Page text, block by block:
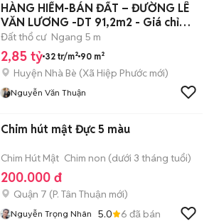
HÀNG HIẾM-BÁN ĐẤT – ĐƯỜNG LÊ
VĂN LƯƠNG -DT 91,2m2 - Giá chỉ
2,85 tỷ
Đất thổ cư Ngang 5 m
2,85 tỷ 32 tr/m² 90 m²
Huyện Nhà Bè (Xã Hiệp Phước mới)
Nguyễn Văn Thuận
Chim hút mật Đực 5 màu
Chim Hút Mật Chim non (dưới 3 tháng tuổi)
200.000 đ
Quận 7 (P. Tân Thuận mới)
Nguyễn Trọng Nhân 5.0 6 đã bán